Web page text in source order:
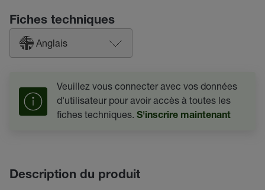
Fiches techniques
Anglais
Veuillez vous connecter avec vos données
d'utilisateur pour avoir accès à toutes les
fiches techniques. S'inscrire maintenant
Description du produit